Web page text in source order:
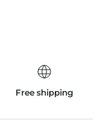
Free shipping